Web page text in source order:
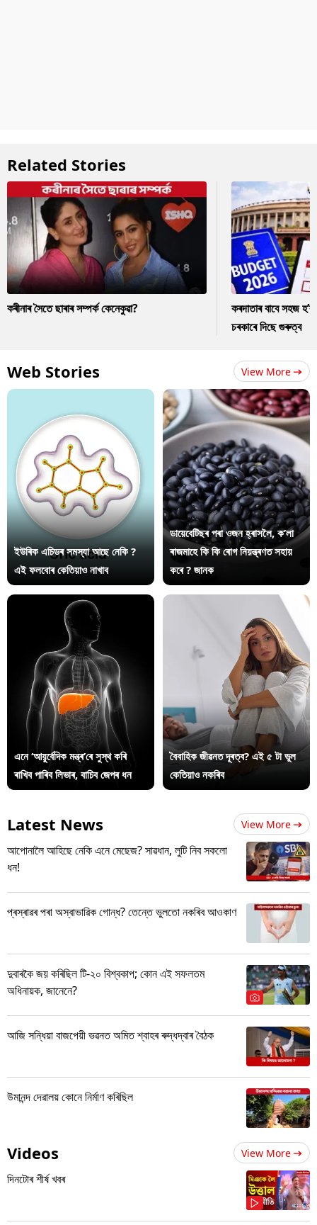
Related Stories
কৰীনাৰ সৈতে ছাৰাৰ সম্পৰ্ক কেনেকুৱা?
কৰদাতাৰ বাবে সহজ
চৰকাৰে দিছে গুৰুত্ব
Web Stories View More
ইউৰিক এচিডৰ সমস্যা আছে নেকি ?
এই ফলবোৰ কেতিয়াও নাখাব
ডায়েবেটিছৰ পৰা ওজন হ্ৰাসলৈ, ক’লা
ৰাজমাহে কি কি ৰোগ নিয়ন্ত্ৰণত সহায়
কৰে ? জানক
এনে ‘আয়ুৰ্বেদিক মন্ত্ৰ’ৰে সুস্থ কৰি
ৰাখিব পাৰিব লিভাৰ, বাচিব জেপৰ ধন
বৈবাহিক জীৱনত দূৰত্ব? এই ৫ টা ভুল
কেতিয়াও নকৰিব
Latest News View More
আপোনালৈ আহিছে নেকি এনে মেছেজ? সাৱধান, লুটি নিব সকলো
ধন!
প্ৰস্ৰাৱৰ পৰা অস্বাভাৱিক গোন্ধ? তেন্তে ভুলতো নকৰিব আওকাণ
দুবাৰকৈ জয় কৰিছিল টি-২০ বিশ্বকাপ; কোন এই সফলতম
অধিনায়ক, জানেনে?
আজি সন্ধিয়া বাজপেয়ী ভৱনত অমিত শ্বাহৰ ৰুদ্ধদ্বাৰ বৈঠক
উমানন্দ দেৱালয় কোনে নিৰ্মাণ কৰিছিল
Videos View More
দিনটোৰ শীৰ্ষ খবৰ